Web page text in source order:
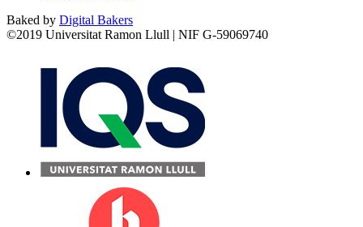
Baked by Digital Bakers
©2019 Universitat Ramon Llull | NIF G-59069740